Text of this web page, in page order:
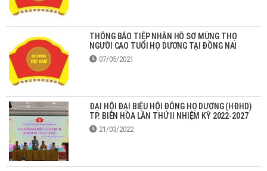
THÔNG BÁO TIẾP NHẬN HỒ SƠ MỪNG THỌ
NGƯỜI CAO TUỔI HỌ DƯƠNG TẠI ĐỒNG NAI
07/05/2021
ĐẠI HỘI ĐẠI BIỂU HỘI ĐỒNG HỌ DƯƠNG (HĐHD)
TP. BIÊN HÒA LẦN THỨ II NHIỆM KỲ 2022-2027
21/03/2022